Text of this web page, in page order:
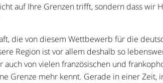
auf Ihre Grenzen trifft, sondern dass wir
die von diesem Wettbewerb für die
Region ist vor allem deshalb so
von vielen französischen und
Grenze mehr kennt. Gerade in einer Zeit,